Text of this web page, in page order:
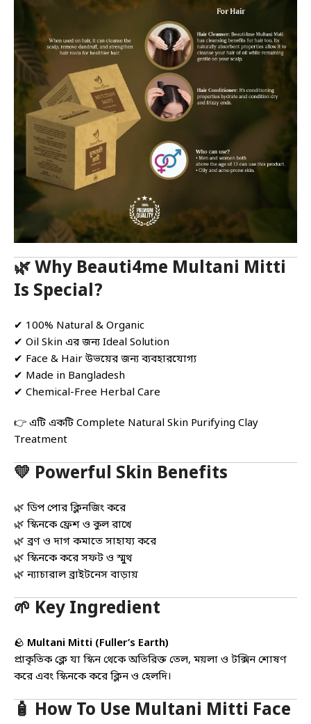
🌿 Why Beauti4me Multani Mitti
Is Special?
✔ 100% Natural & Organic
✔ Oil Skin এর জন্য Ideal Solution
✔ Face & Hair উভয়ের জন্য ব্যবহারযোগ্য
✔ Made in Bangladesh
✔ Chemical-Free Herbal Care
👉 এটি একটি Complete Natural Skin Purifying Clay
Treatment
💛 Powerful Skin Benefits
🌿 ডিপ পোর ক্লিনজিং করে
🌿 স্কিনকে ফ্রেশ ও কুল রাখে
🌿 ব্রণ ও দাগ কমাতে সাহায্য করে
🌿 স্কিনকে করে সফট ও স্মুথ
🌿 ন্যাচারাল ব্রাইটনেস বাড়ায়
🌱 Key Ingredient
🪨 Multani Mitti (Fuller’s Earth)
প্রাকৃতিক ক্লে যা স্কিন থেকে অতিরিক্ত তেল, ময়লা ও টক্সিন শোষণ
করে এবং স্কিনকে করে ক্লিন ও হেলদি।
🧴 How To Use Multani Mitti Face